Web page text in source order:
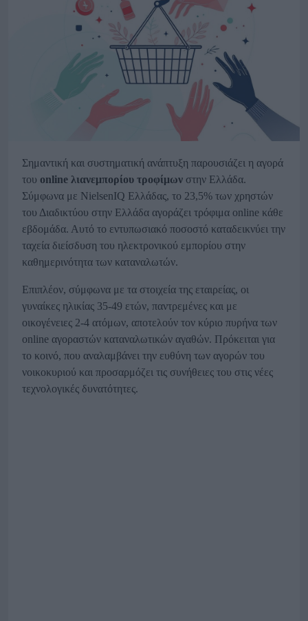
Σημαντική και συστηματική ανάπτυξη παρουσιάζει η αγορά
του online λιανεμπορίου τροφίμων στην Ελλάδα.
Σύμφωνα με NielsenIQ Ελλάδας, το 23,5% των χρηστών
του Διαδικτύου στην Ελλάδα αγοράζει τρόφιμα online κάθε
εβδομάδα. Αυτό το εντυπωσιακό ποσοστό καταδεικνύει την
ταχεία διείσδυση του ηλεκτρονικού εμπορίου στην
καθημερινότητα των καταναλωτών.
Επιπλέον, σύμφωνα με τα στοιχεία της εταιρείας, οι
γυναίκες ηλικίας 35-49 ετών, παντρεμένες και με
οικογένειες 2-4 ατόμων, αποτελούν τον κύριο πυρήνα των
online αγοραστών καταναλωτικών αγαθών. Πρόκειται για
το κοινό, που αναλαμβάνει την ευθύνη των αγορών του
νοικοκυριού και προσαρμόζει τις συνήθειες του στις νέες
τεχνολογικές δυνατότητες.